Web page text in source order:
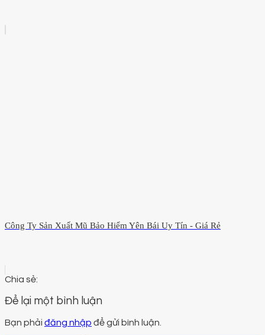
Công Ty Sản Xuất Mũ Bảo Hiểm Yên Bái Uy Tín - Giá Rẻ
Để lại một bình luận
Bạn phải đăng nhập để gửi bình luận.